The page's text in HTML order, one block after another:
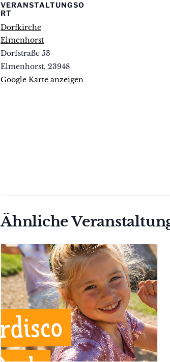
VERANSTALTUNGSO
RT
Dorfkirche
Elmenhorst
Dorfstraße 53
Elmenhorst, 23948
Google Karte anzeigen
Ähnliche